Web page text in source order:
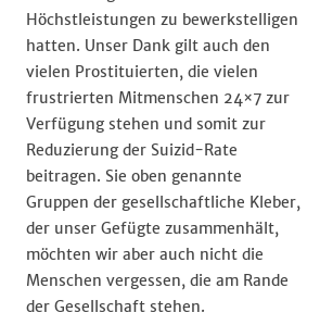
Höchstleistungen zu bewerkstelligen
hatten. Unser Dank gilt auch den
vielen Prostituierten, die vielen
frustrierten Mitmenschen 24×7 zur
Verfügung stehen und somit zur
Reduzierung der Suizid-Rate
beitragen. Sie oben genannte
Gruppen der gesellschaftliche Kleber,
der unser Gefügte zusammenhält,
möchten wir aber auch nicht die
Menschen vergessen, die am Rande
der Gesellschaft stehen.